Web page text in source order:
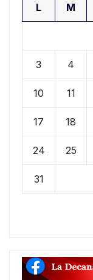
L M
3 4
10 11
17 18
24 25
31